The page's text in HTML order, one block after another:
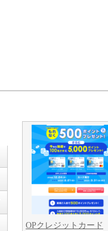
OPクレジットカード